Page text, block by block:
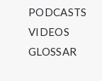
PODCASTS
VIDEOS
GLOSSAR